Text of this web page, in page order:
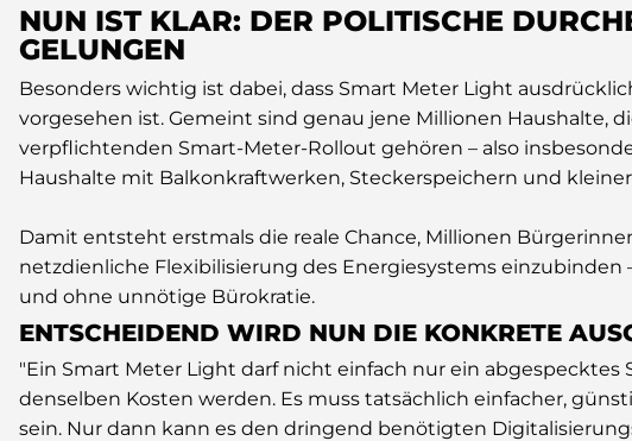
NUN IST KLAR: DER POLITISCHE
GELUNGEN
Besonders wichtig ist dabei, dass Smart Meter Light
vorgesehen ist. Gemeint sind genau jene Millionen Haushalte,
verpflichtenden Smart-Meter-Rollout gehören – also
Haushalte mit Balkonkraftwerken, Steckerspeichern und
Damit entsteht erstmals die reale Chance, Millionen
netzdienliche Flexibilisierung des Energiesystems einzubinden
und ohne unnötige Bürokratie.
ENTSCHEIDEND WIRD NUN DIE KONKRETE
"Ein Smart Meter Light darf nicht einfach nur ein abgespecktes
denselben Kosten werden. Es muss tatsächlich einfacher,
sein. Nur dann kann es den dringend benötigten